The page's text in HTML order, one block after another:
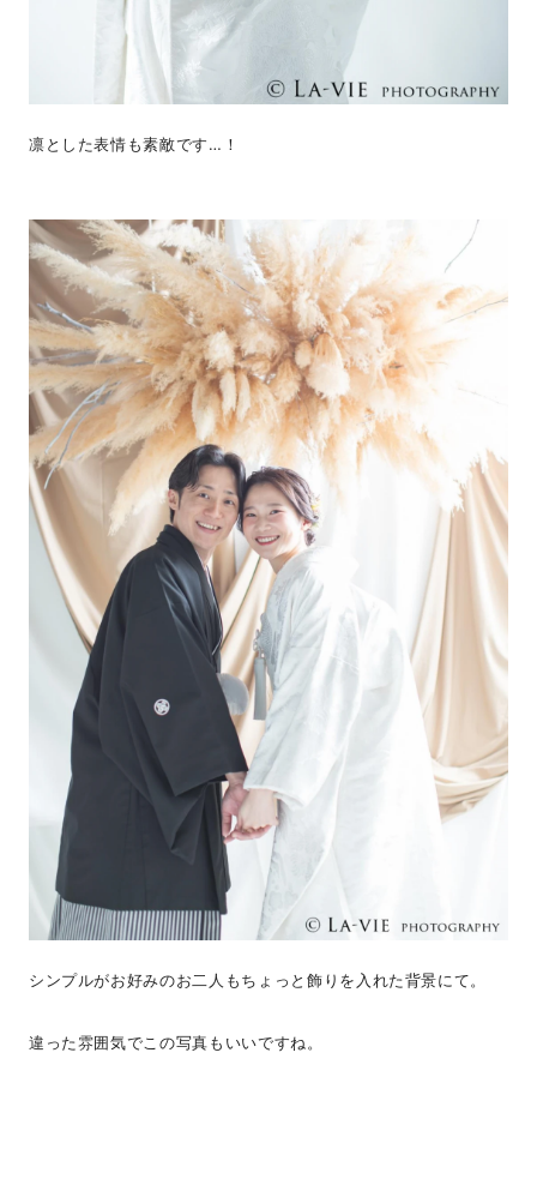
凛とした表情も素敵です…！
シンプルがお好みのお二人もちょっと飾りを入れた背景にて。
違った雰囲気でこの写真もいいですね。